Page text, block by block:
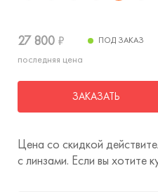
27 800 ₽
последняя цена
ПОД ЗАКАЗ
ЗАКАЗАТЬ
Цена со скидкой
с линзами. Если вы хотите